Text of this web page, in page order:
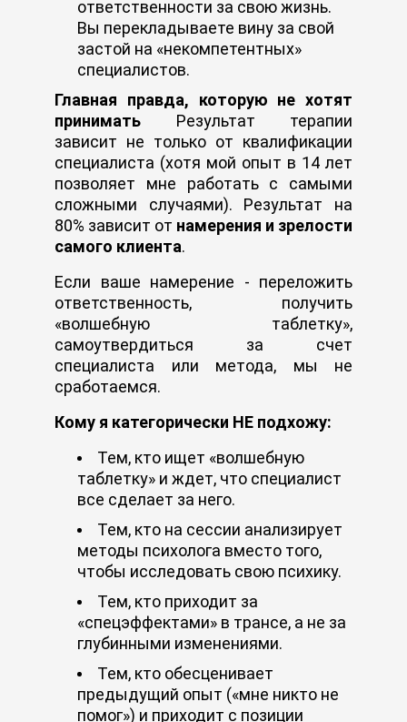
ответственности за свою жизнь.
Вы перекладываете вину за свой
застой на «некомпетентных»
специалистов.
Главная правда, которую не хотят
принимать
Результат терапии
зависит не только от квалификации
специалиста (хотя мой опыт в 14 лет
позволяет мне работать с самыми
сложными случаями). Результат на
80% зависит от намерения и зрелости
самого клиента.
Если ваше намерение - переложить
ответственность, получить
«волшебную таблетку»,
самоутвердиться за счет
специалиста или метода, мы не
сработаемся.
Кому я категорически НЕ подхожу:
Тем, кто ищет «волшебную
таблетку» и ждет, что специалист
все сделает за него.
Тем, кто на сессии анализирует
методы психолога вместо того,
чтобы исследовать свою психику.
Тем, кто приходит за
«спецэффектами» в трансе, а не за
глубинными изменениями.
Тем, кто обесценивает
предыдущий опыт («мне никто не
помог») и приходит с позиции